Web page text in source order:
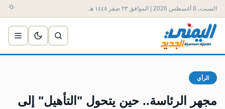
السبت، 8 أغسطس 2026 | الموافق ٢٣ صفر ١٤٤٨ هـ
الرأي
مجهر الرئاسة.. حين يتحول "التأهيل" إلى